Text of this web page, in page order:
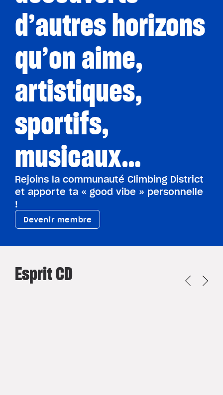
d’autres horizons
qu’on aime,
artistiques,
sportifs,
musicaux…
Rejoins la communauté Climbing District
et apporte ta « good vibe » personnelle
!
Devenir membre
Esprit CD